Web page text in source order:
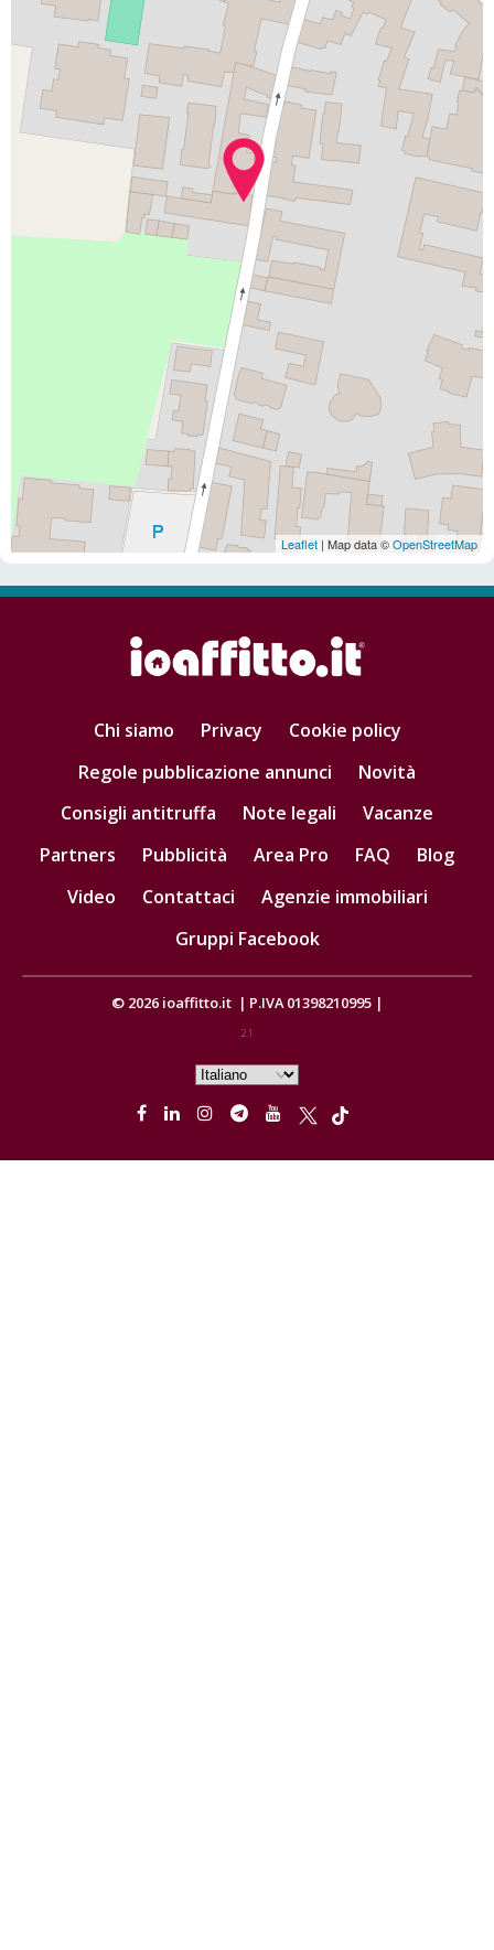
Leaflet | Map data ©OpenStreetMap
Chi siamo Privacy
Cookie policy
Regole pubblicazione annunci
Novità
Consigli antitruffa
Note legali
Vacanze
Partners
Pubblicità Area Pro FAQ
Blog
Video
Contattaci
Agenzie immobiliari
Gruppi Facebook
© 2026 ioaffitto.it | P.IVA 01398210995 |
2.1